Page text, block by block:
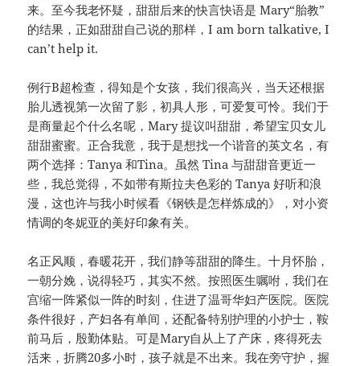
来。至今我老怀疑，甜甜后来的快言快语是 Mary“胎教”
的结果，正如甜甜自己说的那样，I am born talkative, I
can’t help it.
例行B超检查，得知是个女孩，我们很高兴，当天还根据
胎儿透视第一次留了影，初具人形，可爱复可怜。我们于
是商量起个什么名呢，Mary 提议叫甜甜，希望宝贝女儿
甜甜蜜蜜。正合我意，我于是想找一个谐音的英文名，有
两个选择：Tanya 和Tina。虽然 Tina 与甜甜音更近一
些，我总觉得，不如带有斯拉夫色彩的 Tanya 好听和浪
漫，这也许与我小时候看《钢铁是怎样炼成的》，对小资
情调的冬妮亚的美好印象有关。
名正风顺，春暖花开，我们静等甜甜的降生。十月怀胎，
一朝分娩，说得轻巧，其实不然。按照医生嘱咐，我们在
宫缩一阵紧似一阵的时刻，住进了温哥华妇产医院。医院
条件很好，产妇各有单间，还配备特别护理的小护士，鞍
前马后，殷勤体贴。可是Mary自从上了产床，疼得死去
活来，折腾20多小时，孩子就是不出来。我在旁守护，握